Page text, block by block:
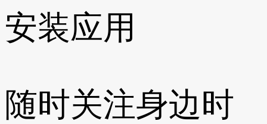
安装应用
随时关注身边时